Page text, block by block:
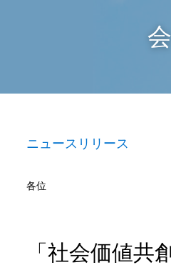
ニュースリリース
各位
「社会価値